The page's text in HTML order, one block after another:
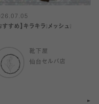
すすめ】キラキラ❕メッシュ❕
靴下屋
仙台セルバ店